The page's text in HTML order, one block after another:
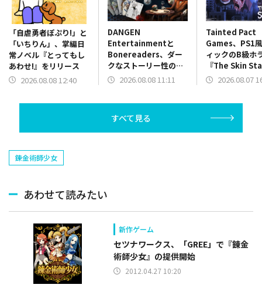
「自虐勇者ぽぷり!」と
「いちりん」、掌編日
常ノベル『とってもし
あわせ!』をリリース
2026.08.08 12:40
DANGEN
Entertainmentと
Bonereaders、ダー
クなストーリー性のカ
ードゲーム
2026.08.08 11:11
Tainted Pact
Games、PS1
ィックのB級ホ
『The Skin
を配信開始！
2026.08.07
すべて見る
錬金術師少女
あわせて読みたい
新作ゲーム
セツナワークス、「GREE」で『錬金
術師少女』の提供開始
2012.04.27 10:20